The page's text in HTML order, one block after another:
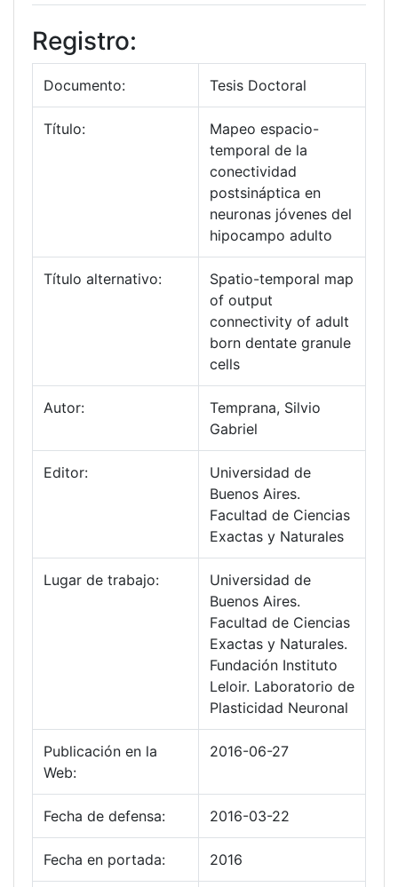
Registro:
Documento: Tesis Doctoral
Título:
Mapeo espacio-
temporal de la
conectividad
postsináptica en
neuronas jóvenes del
hipocampo adulto
Título alternativo:
Spatio-temporal map
of output
connectivity of adult
born dentate granule
cells
Autor:
Temprana, Silvio
Gabriel
Editor:
Universidad de
Buenos Aires.
Facultad de Ciencias
Exactas y Naturales
Lugar de trabajo:
Universidad de
Buenos Aires.
Facultad de Ciencias
Exactas y Naturales.
Fundación Instituto
Leloir. Laboratorio de
Plasticidad Neuronal
Publicación en la
Web:
2016-06-27
Fecha de defensa: 2016-03-22
Fecha en portada: 2016